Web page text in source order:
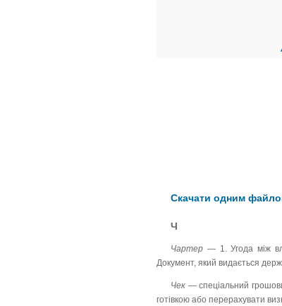
Скачати одним
Ч
Чартер — 1. Угода між
Документ, який видається
Чек —спеціальний
готівкою або перерахувати